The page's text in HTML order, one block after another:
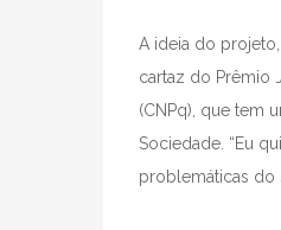
A ideia do
cartaz do Prêmio
(CNPq), que tem
Sociedade. “Eu
problemáticas do